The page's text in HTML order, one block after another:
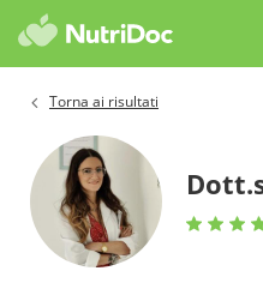
Torna ai risultati